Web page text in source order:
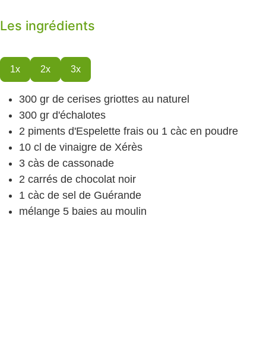
Les ingrédients
1x 2x 3x
300 gr de cerises griottes au naturel
300 gr d'échalotes
2 piments d'Espelette frais ou 1 càc en poudre
10 cl de vinaigre de Xérès
3 càs de cassonade
2 carrés de chocolat noir
1 càc de sel de Guérande
mélange 5 baies au moulin